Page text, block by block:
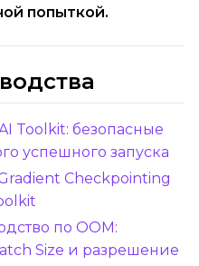
попыткой.
Toolkit: безопасные
успешного запуска
Checkpointing
по OOM:
Size и разрешение